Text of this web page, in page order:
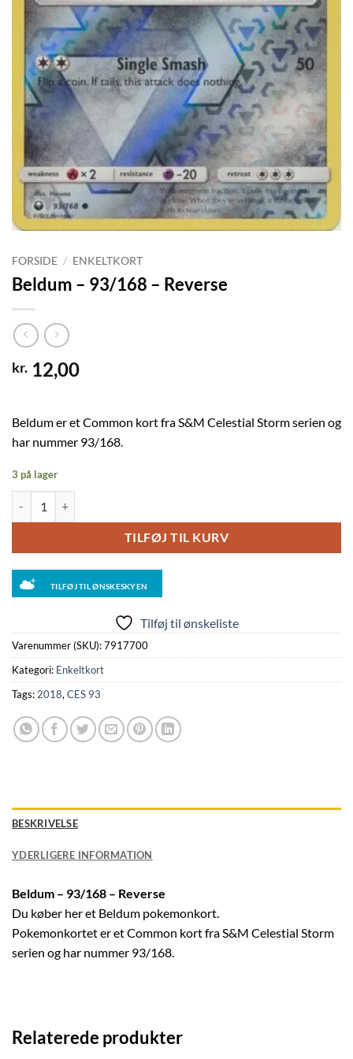
FORSIDE / ENKELTKORT
Beldum – 93/168 – Reverse
kr. 12,00
Beldum er et Common kort fra S&M Celestial Storm serien og
har nummer 93/168.
3 på lager
TILFØJ TIL KURV
TILFØJ TIL ØNSKESKYEN
Tilføj til ønskeliste
Varenummer (SKU):7917700
Kategori: Enkeltkort
Tags: 2018, CES 93
BESKRIVELSE
YDERLIGERE INFORMATION
Beldum – 93/168 – Reverse
Du køber her et Beldum pokemonkort.
Pokemonkortet er et Common kort fra S&M Celestial Storm
serien og har nummer 93/168.
Relaterede produkter